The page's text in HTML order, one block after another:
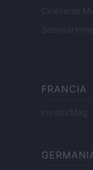
Cineverse
FRANCIA
InvestirMag